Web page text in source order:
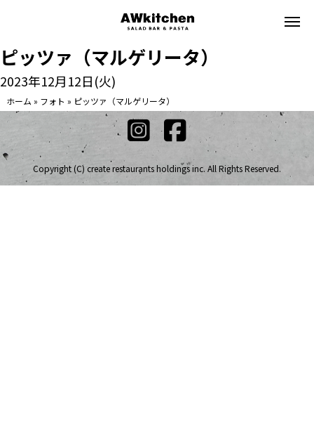
ピッツァ（マルゲリータ）
2023年12月12日(火)
ホーム » フォト » ピッツァ（マルゲリータ）
Copyright (C) create restaurants holdings inc. All Rights Reserved.